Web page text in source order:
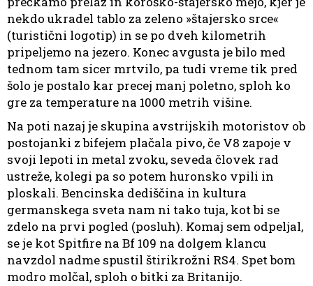
nekdo ukradel tablo za zeleno »štajersko srce«
(turistični logotip) in se po dveh kilometrih
pripeljemo na jezero. Konec avgusta je bilo med
tednom tam sicer mrtvilo, pa tudi vreme tik pred
šolo je postalo kar precej manj poletno, sploh ko
gre za temperature na 1000 metrih višine.
Na poti nazaj je skupina avstrijskih motoristov ob
postojanki z bifejem plačala pivo, če V8 zapoje v
svoji lepoti in metal zvoku, seveda človek rad
ustreže, kolegi pa so potem huronsko vpili in
ploskali. Bencinska dediščina in kultura
germanskega sveta nam ni tako tuja, kot bi se
zdelo na prvi pogled (posluh). Komaj sem odpeljal,
se je kot Spitfire na Bf 109 na dolgem klancu
navzdol nadme spustil štirikrožni RS4. Spet bom
modro molčal, sploh o bitki za Britanijo.